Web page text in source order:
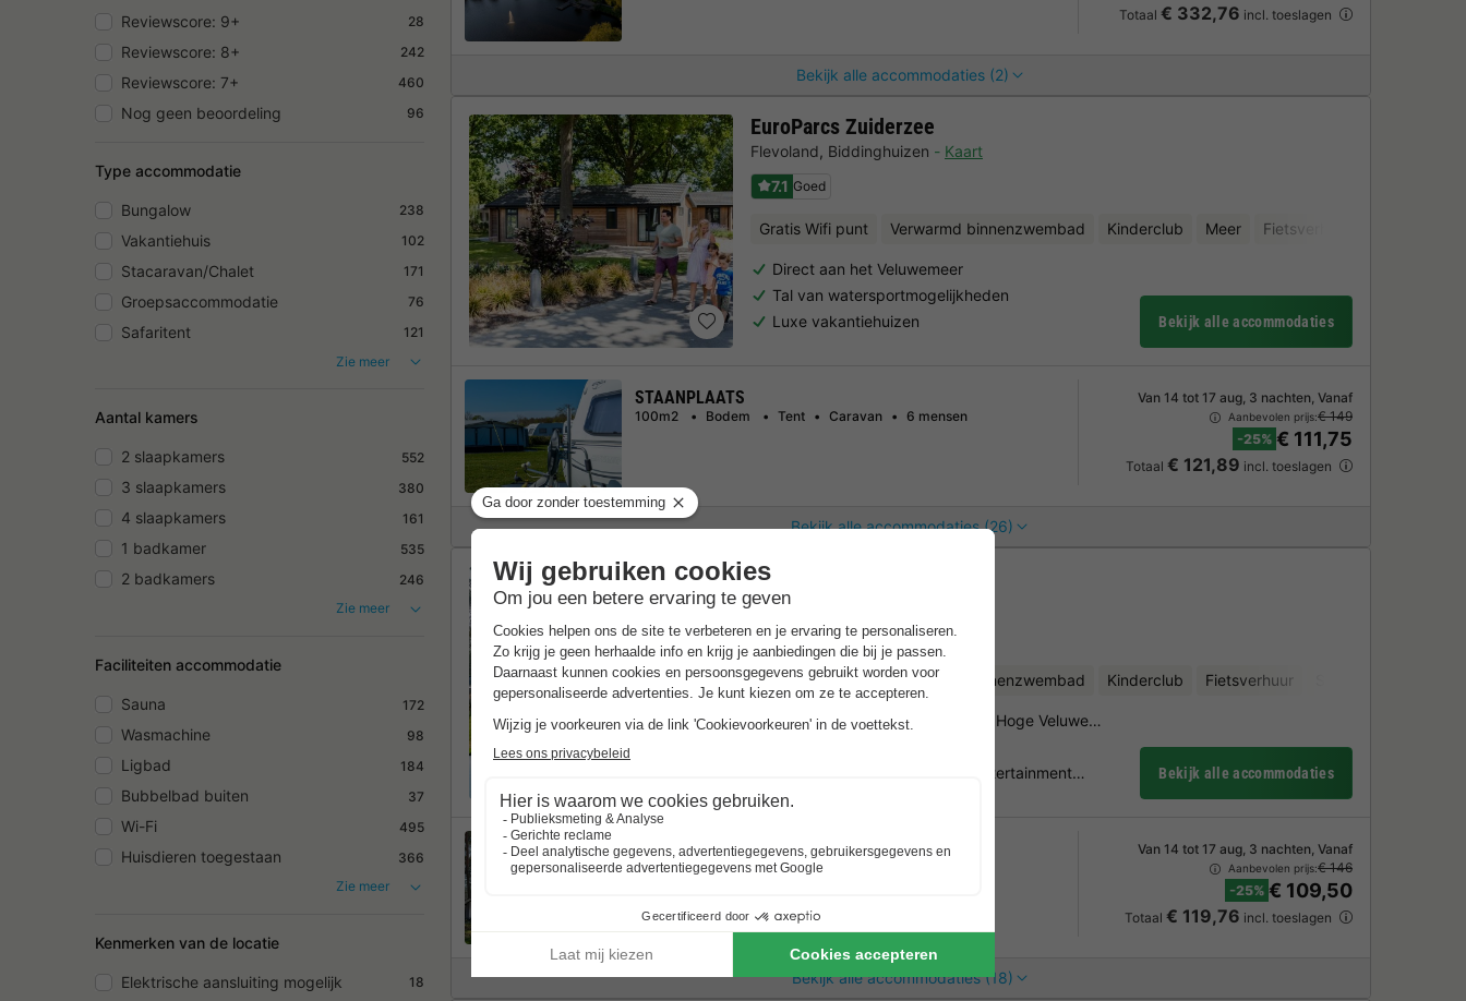
Reviewscore: 9+ 28
Reviewscore: 8+ 242
Reviewscore: 7+ 460
Nog geen beoordeling 96
Type accommodatie
Bungalow 238
Vakantiehuis 102
Stacaravan/Chalet 171
Groepsaccommodatie 76
Safaritent
121
Zie meer
Aantal kamers
2 slaapkamers 552
3 slaapkamers 380
4 slaapkamers 161
1 badkamer 535
2 badkamers
246
Zie meer
Faciliteiten accommodatie
Sauna 172
Wasmachine 98
Ligbad 184
Bubbelbad buiten 37
Wi-Fi 495
Huisdieren toegestaan
366
Zie meer
Kenmerken van de locatie
Elektrische aansluiting mogelijk 18
Bekijk alle accommodaties (2)
Totaal € 332,76 incl. toeslagen
EuroParcs Zuiderzee
Flevoland, Biddinghuizen
Kaart
7.1 Goed
Gratis Wifi punt Verwarmd binnenzwembad Kinderclub Meer Fietsverhuur
Direct aan het Veluwemeer
Tal van watersportmogelijkheden
Luxe vakantiehuizen
Bekijk alle accommodaties
Bekijk alle accommodaties (26)
STAANPLAATS
100m2 Bodem Tent Caravan 6 mensen
Van 14 tot 17 aug, 3 nachten, Vanaf
Aanbevolen prijs:€ 149
-25% € 111,75
Totaal € 121,89 incl. toeslagen
EuroParcs De Zanding
Gelderland
7.7 Goed
Gratis Wifi punt Verwarmd binnenzwembad Kinderclub Fietsverhuur
Direct naast Nationaal Park De Hoge Veluwe…
Speeltuin binnen & buiten & entertainment…
Bekijk alle accommodaties
Bekijk alle accommodaties (18)
STAANPLAATS
71m2 Tent Caravan
Van 14 tot 17 aug, 3 nachten, Vanaf
Aanbevolen prijs:€ 146
-25% € 109,50
Totaal € 119,76 incl. toeslagen